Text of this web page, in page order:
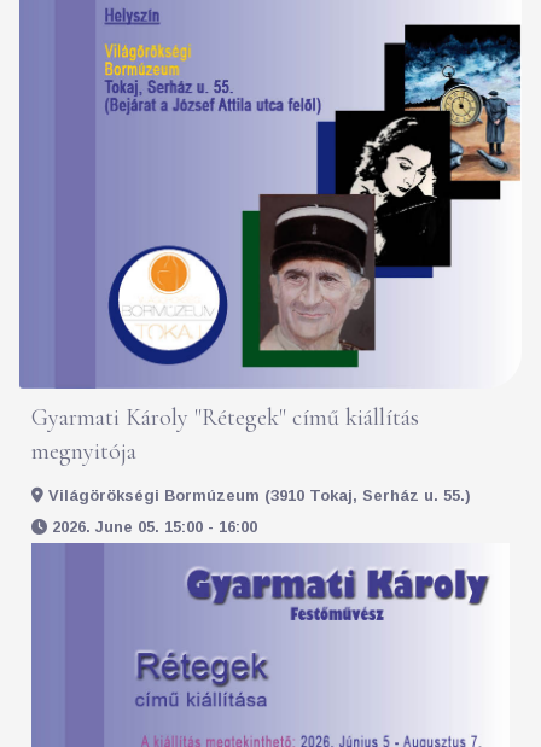
Gyarmati Károly "Rétegek" című kiállítás
megnyitója
Világörökségi Bormúzeum (3910 Tokaj, Serház u. 55.)
2026. June 05. 15:00 - 16:00